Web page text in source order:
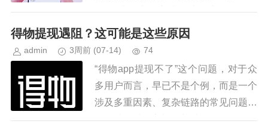
承担”式的支付方式，让用户无需承担
全额首付压力，同时也能有效管理资金
得物提现遇阻？这可能是这些原因
admin 3周前 (07-14) 74
“得物app提现不了”这个问题，对于众
多用户而言，早已不是个例，而是一个
涉及多重因素、复杂链路的常见问题。
单纯地认为“系统故障”或“服务器问题”